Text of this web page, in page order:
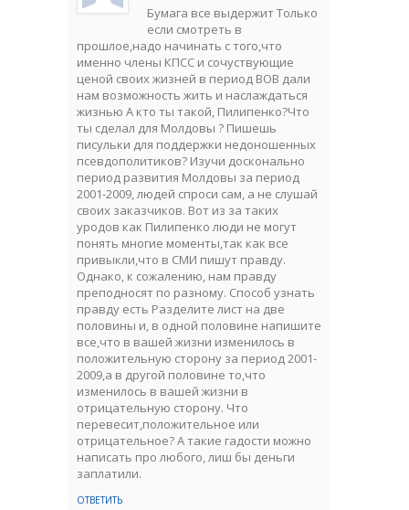
Бумага все выдержит Только
если смотреть в
прошлое,надо начинать с того,что
именно члены КПСС и сочуствующие
ценой своих жизней в период ВОВ дали
нам возможность жить и наслаждаться
жизнью А кто ты такой, Пилипенко?Что
ты сделал для Молдовы ? Пишешь
писульки для поддержки недоношенных
псевдополитиков? Изучи досконально
период развития Молдовы за период
2001-2009, людей спроси сам, а не слушай
своих заказчиков. Вот из за таких
уродов как Пилипенко люди не могут
понять многие моменты,так как все
привыкли,что в СМИ пишут правду.
Однако, к сожалению, нам правду
преподносят по разному. Способ узнать
правду есть Разделите лист на две
половины и, в одной половине напишите
все,что в вашей жизни изменилось в
положительную сторону за период 2001-
2009,а в другой половине то,что
изменилось в вашей жизни в
отрицательную сторону. Что
перевесит,положительное или
отрицательное? А такие гадости можно
написать про любого, лиш бы деньги
заплатили.
ОТВЕТИТЬ